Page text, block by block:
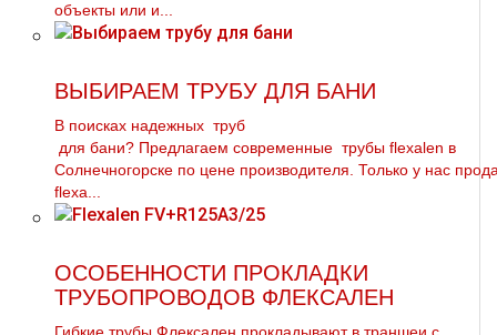
объекты или и...
ВЫБИРАЕМ ТРУБУ ДЛЯ БАНИ
В поисках надежных тpуб
для бани? Предлагаем современные тpубы flехalеn в
Солнечногорске по цене производителя. Только у нас
flехa...
ОСОБЕННОСТИ ПРОКЛАДКИ
ТРУБОПРОВОДОВ ФЛЕКСАЛЕН